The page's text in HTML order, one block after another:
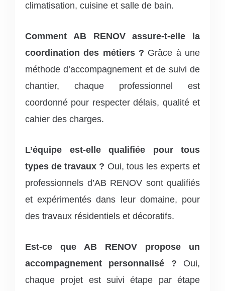
climatisation, cuisine et salle de bain.
Comment AB RENOV assure-t-elle la
coordination des métiers ? Grâce à une
méthode d’accompagnement et de suivi de
chantier, chaque professionnel est
coordonné pour respecter délais, qualité et
cahier des charges.
L’équipe est-elle qualifiée pour tous
types de travaux ? Oui, tous les experts et
professionnels d’AB RENOV sont qualifiés
et expérimentés dans leur domaine, pour
des travaux résidentiels et décoratifs.
Est-ce que AB RENOV propose un
accompagnement personnalisé ? Oui,
chaque projet est suivi étape par étape